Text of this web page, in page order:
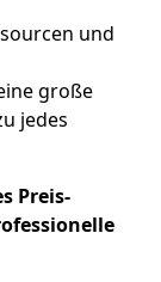
und
große
jedes
Preis-